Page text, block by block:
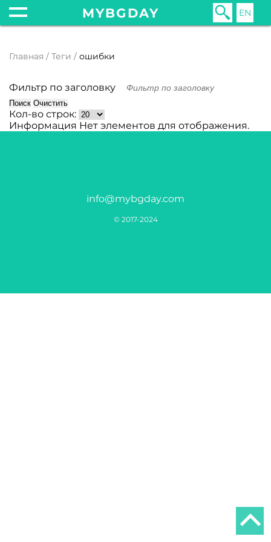
MYBGDAY EN
Главная Теги ошибки
Фильтр по заголовку
Поиск Очистить
Кол-во строк:
Информация Нет элементов для отображения.
info@mybgday.com
© 2017-2024